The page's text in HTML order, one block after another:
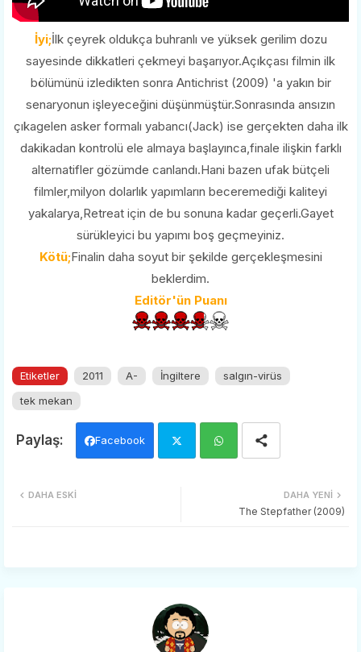
İyi;İlk çeyrek oldukça buhranlı ve yüksek gerilim dozu
sayesinde dikkatleri çekmeyi başarıyor.Açıkçası filmin ilk
bölümünü izledikten sonra Antichrist (2009) 'a yakın bir
senaryonun işleyeceğini düşünmüştür.Sonrasında ansızın
çıkagelen asker formalı yabancı(Jack) ise gerçekten daha ilk
dakikadan kontrolü ele almaya başlayınca,finale ilişkin farklı
alternatifler gözümde canlandı.Hani bazen ufak bütçeli
filmler,milyon dolarlık yapımların beceremediği kaliteyi
yakalarya,Retreat için de bu sonuna kadar geçerli.Gayet
sürükleyici bu yapımı boş geçmeyiniz.
Kötü;Finalin daha soyut bir şekilde gerçekleşmesini
beklerdim.
Editör'ün Puanı
Etiketler 2011 A- İngiltere
salgın-virüs
tek mekan
Facebook
DAHA YENI
The Stepfather (2009)
DAHA ESKI